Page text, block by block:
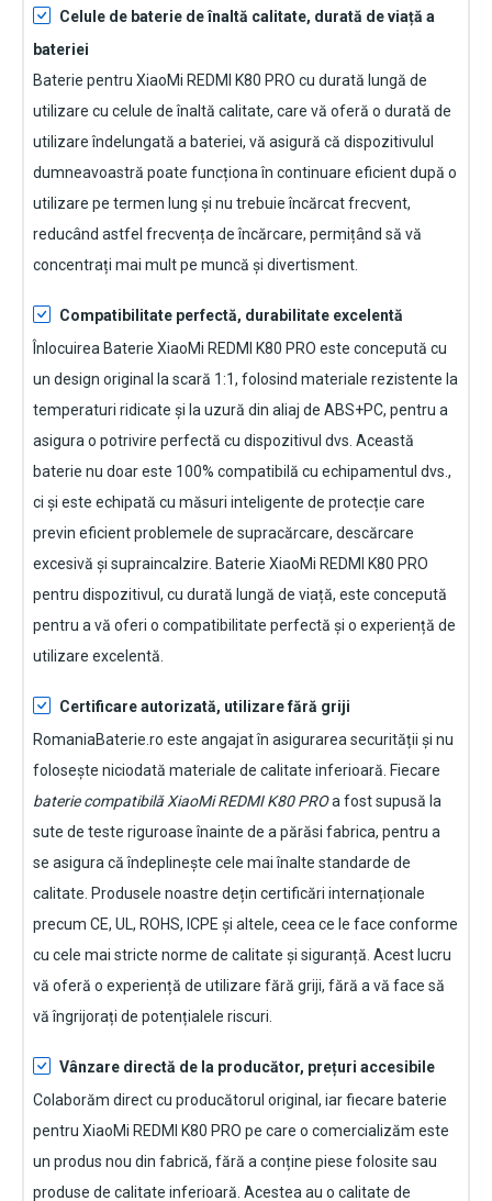
Celule de baterie de înaltă calitate, durată de viață a
bateriei
Baterie pentru XiaoMi REDMI K80 PRO cu durată lungă de
utilizare cu celule de înaltă calitate, care vă oferă o durată de
utilizare îndelungată a bateriei, vă asigură că dispozitivulul
dumneavoastră poate funcționa în continuare eficient după o
utilizare pe termen lung și nu trebuie încărcat frecvent,
reducând astfel frecvența de încărcare, permițând să vă
concentrați mai mult pe muncă și divertisment.
Compatibilitate perfectă, durabilitate excelentă
Înlocuirea Baterie XiaoMi REDMI K80 PRO este concepută cu
un design original la scară 1:1, folosind materiale rezistente la
temperaturi ridicate și la uzură din aliaj de ABS+PC, pentru a
asigura o potrivire perfectă cu dispozitivul dvs. Această
baterie nu doar este 100% compatibilă cu echipamentul dvs.,
ci și este echipată cu măsuri inteligente de protecție care
previn eficient problemele de supracărcare, descărcare
excesivă și supraincalzire. Baterie XiaoMi REDMI K80 PRO
pentru dispozitivul , cu durată lungă de viață, este concepută
pentru a vă oferi o compatibilitate perfectă și o experiență de
utilizare excelentă.
Certificare autorizată, utilizare fără griji
RomaniaBaterie.ro este angajat în asigurarea securității și nu
folosește niciodată materiale de calitate inferioară. Fiecare
baterie compatibilă XiaoMi REDMI K80 PROa fost supusă la
sute de teste riguroase înainte de a părăsi fabrica, pentru a
se asigura că îndeplinește cele mai înalte standarde de
calitate. Produsele noastre dețin certificări internaționale
precum CE, UL, ROHS, ICPE și altele, ceea ce le face conforme
cu cele mai stricte norme de calitate și siguranță. Acest lucru
vă oferă o experiență de utilizare fără griji, fără a vă face să
vă îngrijorați de potențialele riscuri.
Vânzare directă de la producător, prețuri accesibile
Colaborăm direct cu producătorul original, iar fiecare baterie
pentru XiaoMi REDMI K80 PRO pe care o comercializăm este
un produs nou din fabrică, fără a conține piese folosite sau
produse de calitate inferioară. Acestea au o calitate de